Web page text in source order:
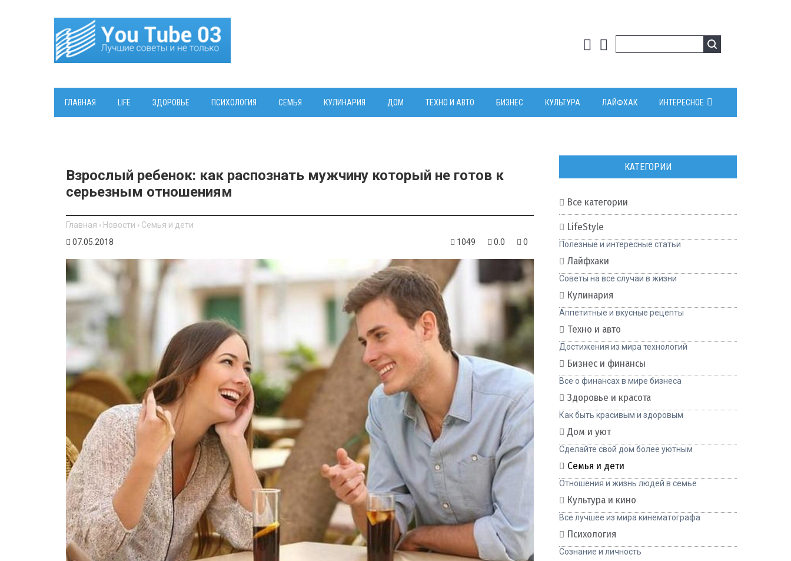
ГЛАВНАЯ LIFE ЗДОРОВЬЕ ПСИХОЛОГИЯ СЕМЬЯ КУЛИНАРИЯ ДОМ ТЕХНО И АВТО БИЗНЕС КУЛЬТУРА ЛАЙФХАК ИНТЕРЕСНОЕ
Взрослый ребенок: как распознать мужчину который не готов к
серьезным отношениям
Главная › Новости › Семья и дети
07.05.2018
1049 0.0 0
КАТЕГОРИИ
Все категории
LifeStyle
Полезные и интересные статьи
Лайфхаки
Советы на все случаи в жизни
Кулинария
Аппетитные и вкусные рецепты
Техно и авто
Достижения из мира технологий
Бизнес и финансы
Все о финансах в мире бизнеса
Здоровье и красота
Как быть красивым и здоровым
Дом и уют
Сделайте свой дом более уютным
Семья и дети
Отношения и жизнь людей в семье
Культура и кино
Все лучшее из мира кинематографа
Психология
Сознание и личность